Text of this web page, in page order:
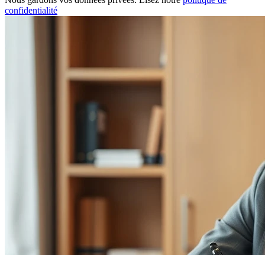
confidentialité